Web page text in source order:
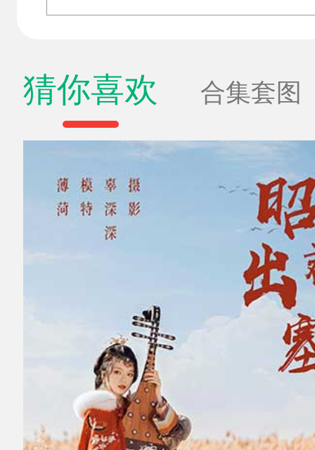
猜你喜欢 合集套图